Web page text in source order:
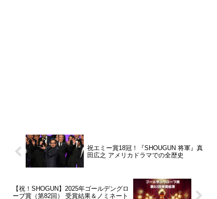
祝エミー賞18冠！『SHOUGUN 将軍』真
田広之 アメリカドラマでの全歴史
【祝！SHOGUN】2025年ゴールデングロ
ーブ賞（第82回） 受賞結果＆ノミネート